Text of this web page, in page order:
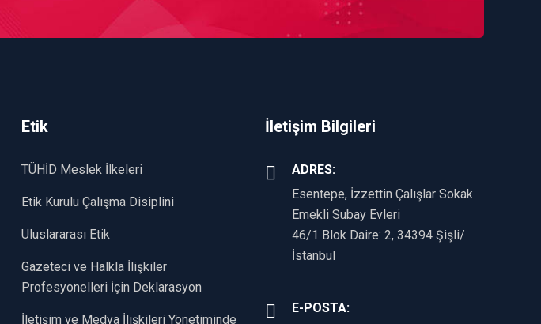
Etik
TÜHİD Meslek İlkeleri
Etik Kurulu Çalışma Disiplini
Uluslararası Etik
Gazeteci ve Halkla İlişkiler
Profesyonelleri İçin Deklarasyon
İletişim ve Medya İlişkileri Yönetiminde
İletişim Bilgileri
ADRES:
Esentepe, İzzettin Çalışlar Sokak
Emekli Subay Evleri
46/1 Blok Daire: 2, 34394 Şişli/
İstanbul
E-POSTA: